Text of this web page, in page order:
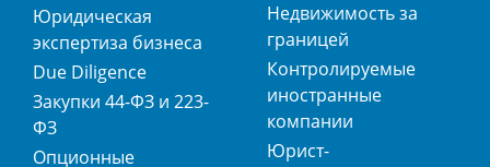
Юридическая
экспертиза бизнеса
Due Diligence
Закупки 44-ФЗ и 223-
ФЗ
Опционные
Недвижимость за
границей
Контролируемые
иностранные
компании
Юрист-